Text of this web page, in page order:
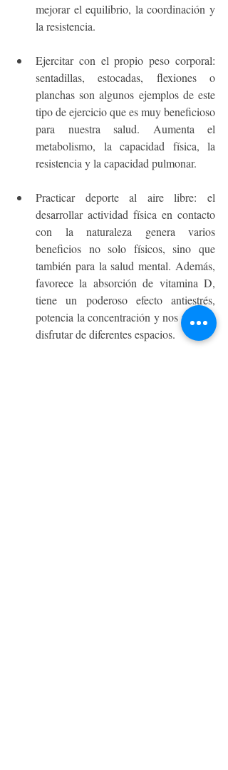
mejorar el equilibrio, la coordinación y
la resistencia.
Ejercitar con el propio peso corporal:
sentadillas, estocadas, flexiones o
planchas son algunos ejemplos de este
tipo de ejercicio que es muy beneficioso
para nuestra salud. Aumenta el
metabolismo, la capacidad física, la
resistencia y la capacidad pulmonar.
Practicar deporte al aire libre: el
desarrollar actividad física en contacto
con la naturaleza genera varios
beneficios no solo físicos, sino que
también para la salud mental. Además,
favorece la absorción de vitamina D,
tiene un poderoso efecto antiestrés,
potencia la concentración y nos permite
disfrutar de diferentes espacios.